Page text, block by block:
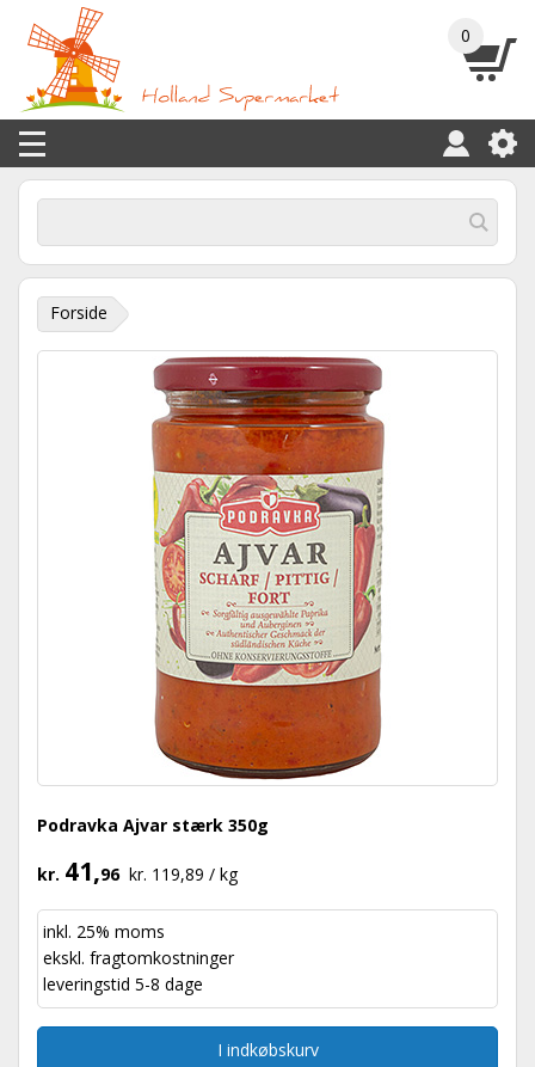
0
Forside
Podravka Ajvar stærk 350g
kr. 41,96kr. 119,89 / kg
inkl. 25% moms
ekskl. fragtomkostninger
leveringstid 5-8 dage
I indkøbskurv